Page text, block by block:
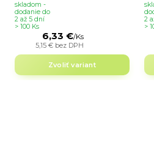
6,33 €/Ks
5,15 € bez DPH
skladom -
dodanie do
2 až 5 dní
> 100 Ks
Zvoliť variant
2
>